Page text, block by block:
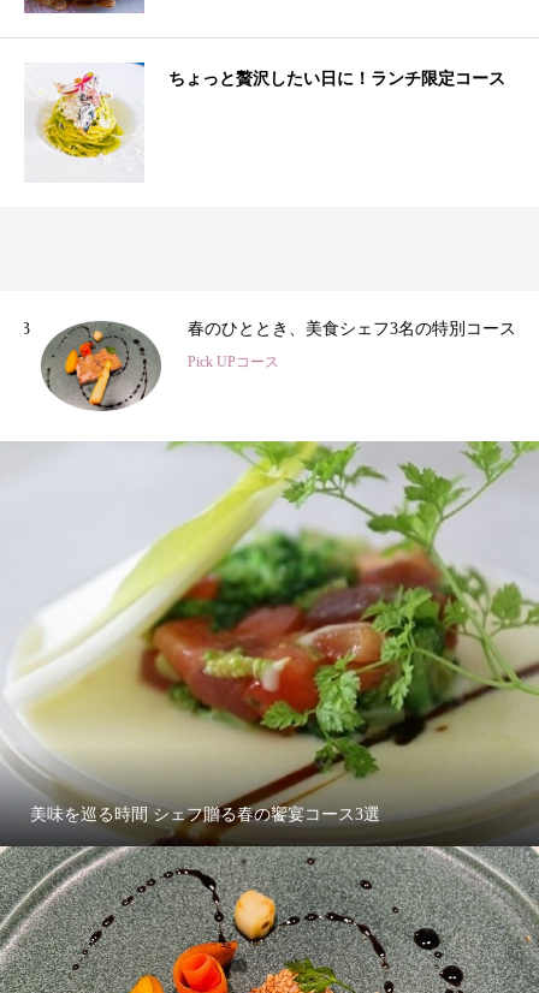
ちょっと贅沢したい日に！ランチ限定コース
春のひととき、美食シェフ3名の特別コース
Pick UPコース
美味を巡る時間 シェフ贈る春の饗宴コース3選